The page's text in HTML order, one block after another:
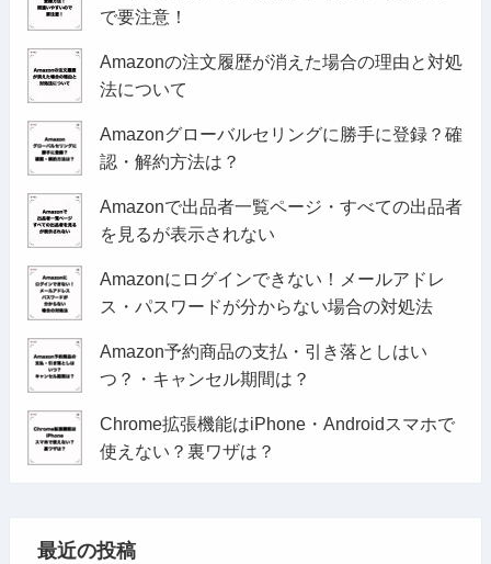
で要注意！
Amazonの注文履歴が消えた場合の理由と対処
法について
Amazonグローバルセリングに勝手に登録？確
認・解約方法は？
Amazonで出品者一覧ページ・すべての出品者
を見るが表示されない
Amazonにログインできない！メールアドレ
ス・パスワードが分からない場合の対処法
Amazon予約商品の支払・引き落としはい
つ？・キャンセル期間は？
Chrome拡張機能はiPhone・Androidスマホで
使えない？裏ワザは？
最近の投稿